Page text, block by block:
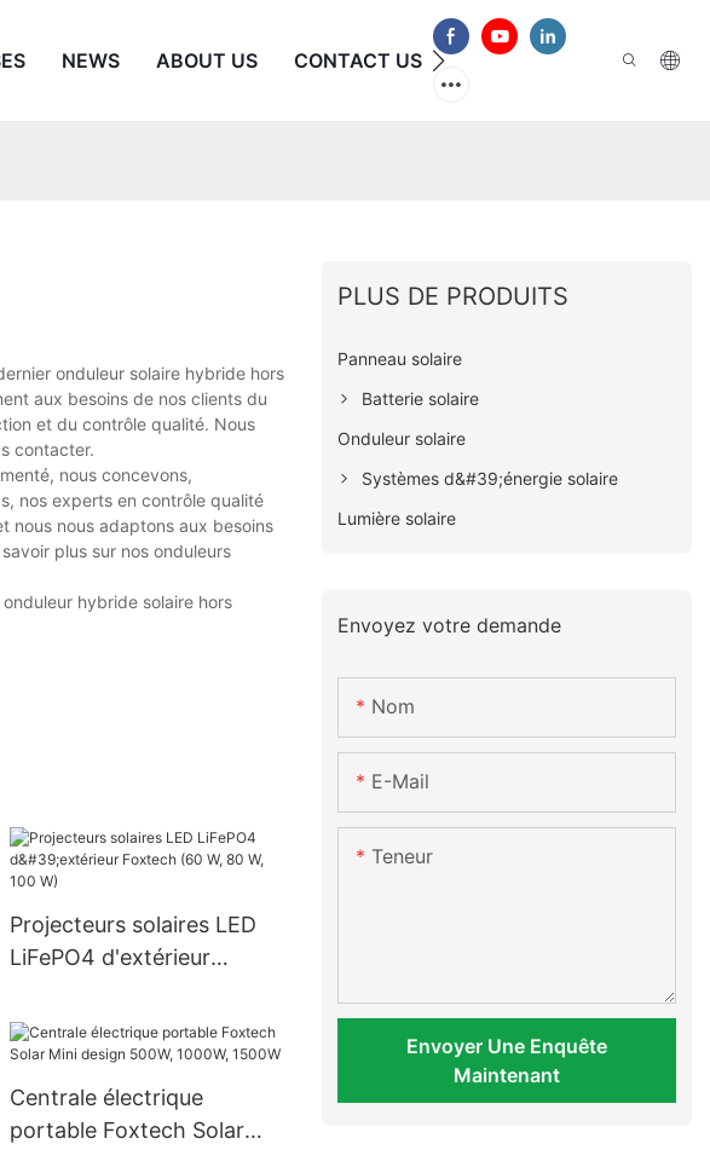
NEWS ABOUT US CONTACT US FAQ
onduleur solaire hybride hors
aux besoins de nos clients du
et du contrôle qualité. Nous
contacter.
nous concevons,
nos experts en contrôle qualité
nous nous adaptons aux besoins
plus sur nos onduleurs
hybride solaire hors
Projecteurs solaires LED
LiFePO4 d'extérieur
W)
Centrale électrique
portable Foxtech Solar
PLUS DE PRODUITS
Panneau solaire
Batterie solaire
Onduleur solaire
Systèmes d&#39;énergie solaire
Lumière solaire
Envoyez votre demande
Nom
E-Mail
Teneur
Envoyer Une Enquête
Maintenant